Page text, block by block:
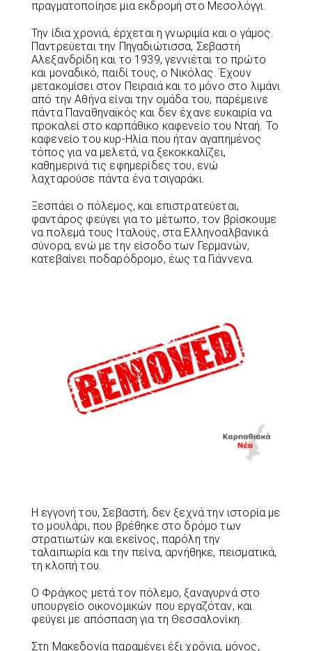
πραγματοποίησε μια εκδρομή στο Μεσολόγγι.
Την ίδια χρονιά, έρχεται η γνωριμία και ο γάμος.
Παντρεύεται την Πηγαδιώτισσα, Σεβαστή
Αλεξανδρίδη και το 1939, γεννιέται το πρώτο
και μοναδικό, παιδί τους, ο Νικόλας. Έχουν
μετακομίσει στον Πειραιά και το μόνο στο λιμάνι
από την Αθήνα είναι την ομάδα του, παρέμεινε
πάντα Παναθηναϊκός και δεν έχανε ευκαιρία να
προκαλεί στο καρπάθικο καφενείο του Νταή. Το
καφενείο του κυρ-Ηλία που ήταν αγαπημένος
τόπος για να μελετά, να ξεκοκκαλίζει,
καθημερινά τις εφημερίδες του, ενώ
λαχταρούσε πάντα ένα τσιγαράκι.
Ξεσπάει ο πόλεμος, και επιστρατεύεται,
φαντάρος φεύγει για το μέτωπο, τον βρίσκουμε
να πολεμά τους Ιταλούς, στα Ελληνοαλβανικά
σύνορα, ενώ με την είσοδο των Γερμανών,
κατεβαίνει ποδαρόδρομο, έως τα Γιάννενα.
Η εγγονή του, Σεβαστή, δεν ξεχνά την ιστορία με
το μουλάρι, που βρέθηκε στο δρόμο των
στρατιωτών και εκείνος, παρόλη την
ταλαιπωρία και την πείνα, αρνήθηκε, πεισματικά,
τη κλοπή του.
Ο Φράγκος μετά τον πόλεμο, ξαναγυρνά στο
υπουργείο οικονομικών που εργαζόταν, και
φεύγει με απόσπαση για τη Θεσσαλονίκη.
Στη Μακεδονία παραμένει έξι χρόνια, μόνος,